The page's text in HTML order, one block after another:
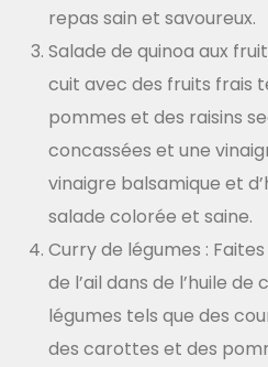
repas sain et savoureux.
Salade de quinoa aux
cuit avec des fruits frais
pommes et des raisins
concassées et une
vinaigre balsamique et
salade colorée et saine.
Curry de légumes :
de l’ail dans de l’huile de
légumes tels que des
des carottes et des